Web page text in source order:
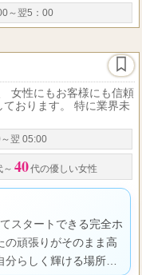
～翌5：00
女性にもお客様にも信頼
おります。 特に業界未
翌 05:00
150分15000
～ 40代の優しい女性
スタートできる完全ホ
の頑張りがそのまま高
分らしく輝ける場所で